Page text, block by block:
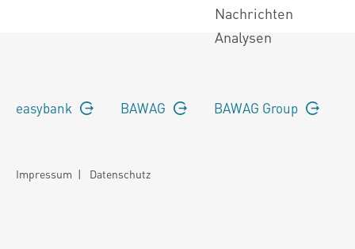
Nachrichten
Analysen
easybank BAWAG BAWAG Group
Impressum | Datenschutz